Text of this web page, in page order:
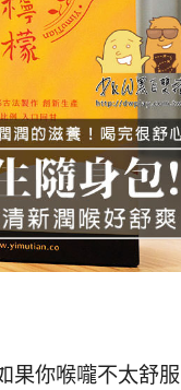
果你喉嚨不太舒服